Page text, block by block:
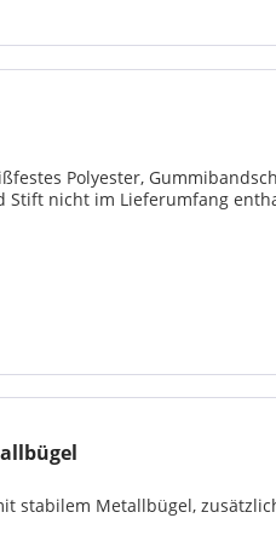
Polyester,
nicht im Lieferumfang
stabilem Metallbügel,